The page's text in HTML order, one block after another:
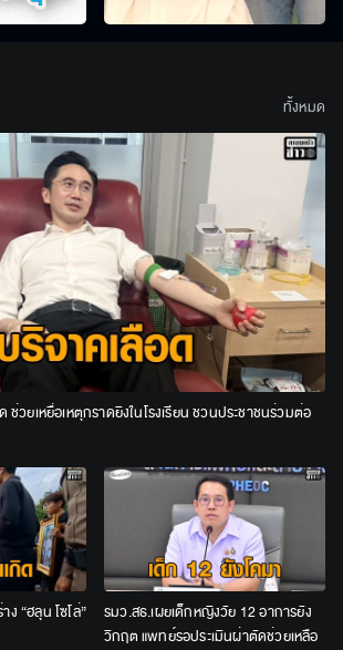
ช่วยเหยื่อเหตุกราดยิงในโรงเรียน ชวนประชาชนร่วมต่อ
“ฮลุน โซโล่”
รมว.สธ.เผยเด็กหญิงวัย 12 อาการยัง
วิกฤต แพทย์รอประเมินผ่าตัดช่วยเหลือ
ทั้งหมด